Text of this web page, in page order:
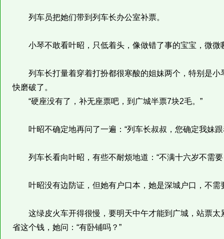
列车员把她们带到列车长办公室补票。
小琴不敢看叶昭，只低着头，像做错了事的宝宝，微微
列车长打量着穿着打扮都很寒酸的姐妹两个，特别是小
快磨破了。
“硬座没有了，补无座票吧，到广城半票7块2毛。”
叶昭不确定地再问了一遍：“列车长叔叔，您确定我妹跟
列车长看向叶昭，有些不耐烦地道：“不满十六岁不需要
叶昭没有边防证，但她有户口本，她是深城户口，不需
这绿皮火车开得很慢，要明天中午才能到广城，站票太
省这个钱，她问：“有卧铺吗？”